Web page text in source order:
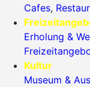
Cafes,
Erholung &
Kultur
Museum &